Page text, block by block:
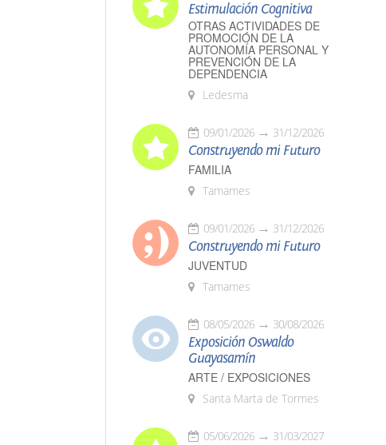
Estimulación Cognitiva
OTRAS ACTIVIDADES DE
PROMOCIÓN DE LA
AUTONOMÍA PERSONAL Y
PREVENCIÓN DE LA
DEPENDENCIA
Ledesma
09/01/2026 31/12/2026
Construyendo mi Futuro
FAMILIA
Tamames
09/01/2026 31/12/2026
Construyendo mi Futuro
JUVENTUD
Tamames
08/05/2026 30/08/2026
Exposición Oswaldo
Guayasamín
ARTE / EXPOSICIONES
Santa Marta de Tormes
05/06/2026 31/03/2027